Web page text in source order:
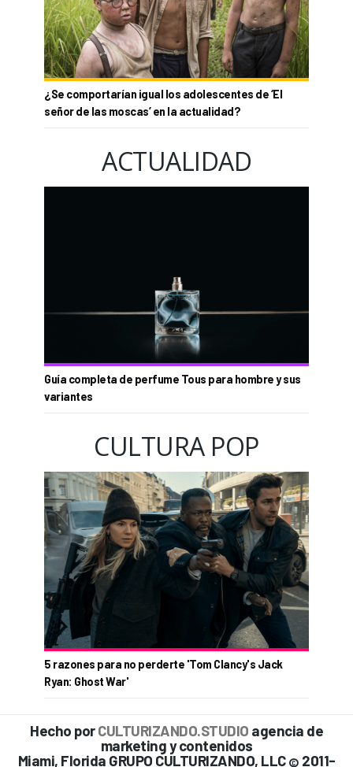
¿Se comportarían igual los adolescentes de ‘El
señor de las moscas’ en la actualidad?
ACTUALIDAD
Guía completa de perfume Tous para hombre y sus
variantes
CULTURA POP
5 razones para no perderte 'Tom Clancy's Jack
Ryan: Ghost War'
Hecho porCULTURIZANDO.STUDIO agencia de
marketing y contenidos
Miami, Florida GRUPO CULTURIZANDO, LLC © 2011-